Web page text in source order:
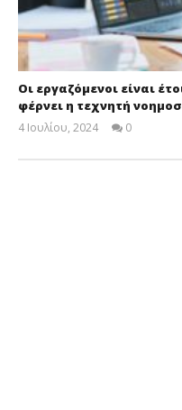
Οι εργαζόμενοι είναι
φέρνει η τεχνητή
4 Ιουλίου, 2024
Insurance
0